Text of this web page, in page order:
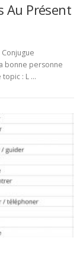
Au Présent
bonne personne
: L …